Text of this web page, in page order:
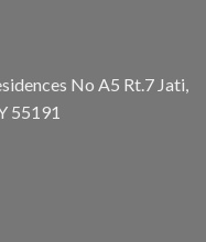
No A5 Rt.7 Jati,
55191